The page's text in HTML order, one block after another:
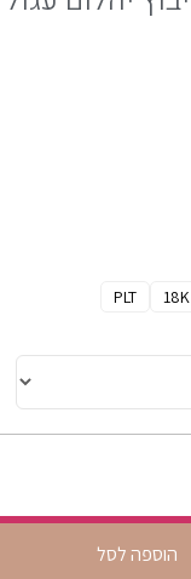
18K
PLT
הוספה לסל